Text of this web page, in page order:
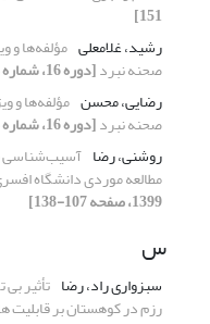
151]
رشید، غلامعلی مؤلفه‌ها و
صحنه نبرد[دوره 16، شماره 54، 1399، صفحه 149-171]
رضایی، محسن مؤلفه‌ها و
صحنه نبرد[دوره 16، شماره 54، 1399، صفحه 149-171]
روشنی، رضا آسیب‌شناسی
مطالعه موردی دانشگاه
1399، صفحه 107-138]
س
سبزواری راد، رضا تأثیر
رزم در کوهستان بر قابلیت